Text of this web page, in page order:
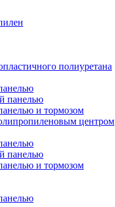
полиуретана
панелью
и тормозом
центром
панелью
и тормозом